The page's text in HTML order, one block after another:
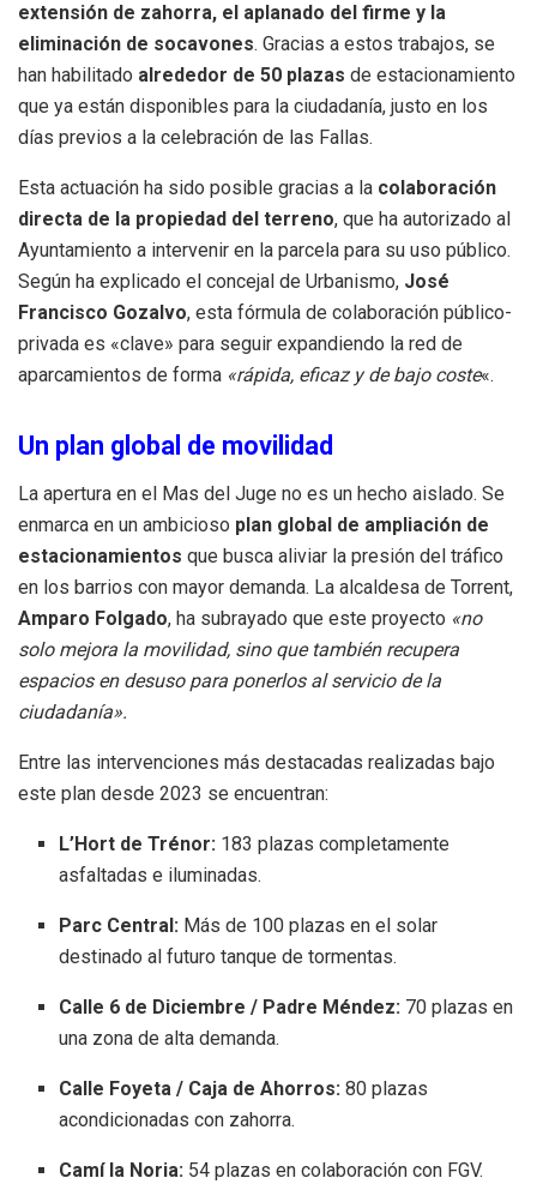
extensión de zahorra, el aplanado del firme y la
eliminación de socavones. Gracias a estos trabajos, se
han habilitado alrededor de 50 plazas de estacionamiento
que ya están disponibles para la ciudadanía, justo en los
días previos a la celebración de las Fallas.
Esta actuación ha sido posible gracias a la colaboración
directa de la propiedad del terreno, que ha autorizado al
Ayuntamiento a intervenir en la parcela para su uso público.
Según ha explicado el concejal de Urbanismo, José
Francisco Gozalvo, esta fórmula de colaboración público-
privada es «clave» para seguir expandiendo la red de
aparcamientos de forma «rápida, eficaz y de bajo coste«.
Un plan global de movilidad
La apertura en el Mas del Juge no es un hecho aislado. Se
enmarca en un ambicioso plan global de ampliación de
estacionamientos que busca aliviar la presión del tráfico
en los barrios con mayor demanda. La alcaldesa de Torrent,
Amparo Folgado, ha subrayado que este proyecto «no
solo mejora la movilidad, sino que también recupera
espacios en desuso para ponerlos al servicio de la
ciudadanía».
Entre las intervenciones más destacadas realizadas bajo
este plan desde 2023 se encuentran:
L’Hort de Trénor: 183 plazas completamente
asfaltadas e iluminadas.
Parc Central: Más de 100 plazas en el solar
destinado al futuro tanque de tormentas.
Calle 6 de Diciembre / Padre Méndez: 70 plazas en
una zona de alta demanda.
Calle Foyeta / Caja de Ahorros: 80 plazas
acondicionadas con zahorra.
Camí la Noria: 54 plazas en colaboración con FGV.